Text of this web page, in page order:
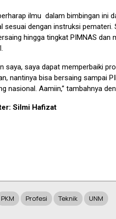
ilmu dalam bimbingan ini
sesuai dengan instruksi pemateri.
hingga tingkat PIMNAS dan
saya, saya dapat memperbaiki
nantinya bisa bersaing sampai
nasional. Aamiin,” tambahnya
Silmi Hafizat
PKM Profesi Teknik UNM